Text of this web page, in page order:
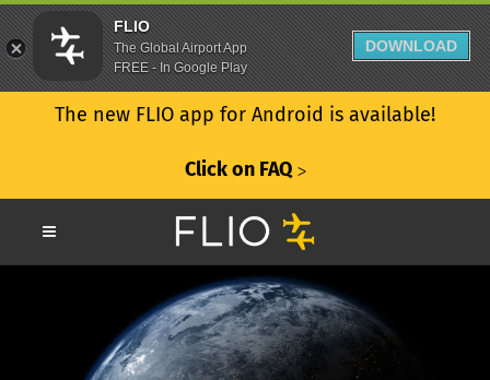
The new FLIO app for Android is available!
Click on FAQ ᐳ
FLIO
The Global Airport App
FREE - In Google Play
DOWNLOAD